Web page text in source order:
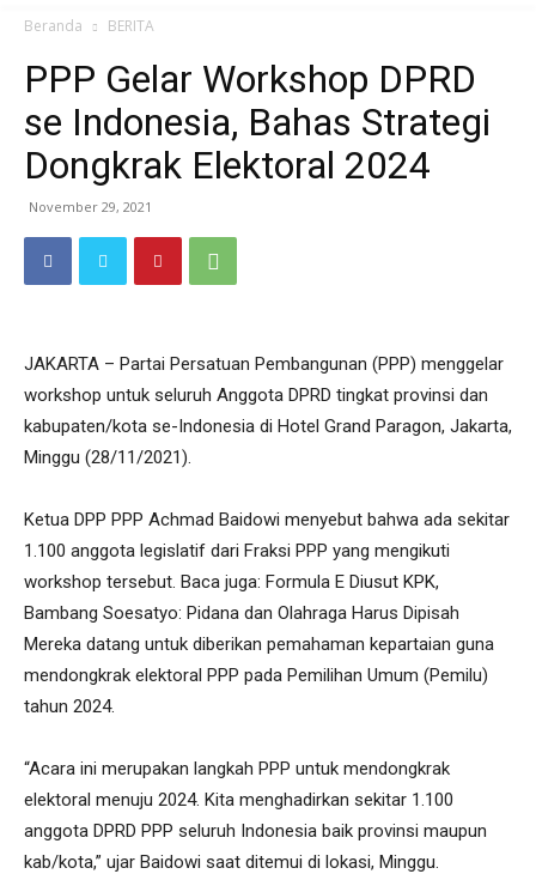
Beranda BERITA
PPP Gelar Workshop DPRD
se Indonesia, Bahas Strategi
Dongkrak Elektoral 2024
November 29, 2021
JAKARTA – Partai Persatuan Pembangunan (PPP) menggelar
workshop untuk seluruh Anggota DPRD tingkat provinsi dan
kabupaten/kota se-Indonesia di Hotel Grand Paragon, Jakarta,
Minggu (28/11/2021).
Ketua DPP PPP Achmad Baidowi menyebut bahwa ada sekitar
1.100 anggota legislatif dari Fraksi PPP yang mengikuti
workshop tersebut. Baca juga: Formula E Diusut KPK,
Bambang Soesatyo: Pidana dan Olahraga Harus Dipisah
Mereka datang untuk diberikan pemahaman kepartaian guna
mendongkrak elektoral PPP pada Pemilihan Umum (Pemilu)
tahun 2024.
“Acara ini merupakan langkah PPP untuk mendongkrak
elektoral menuju 2024. Kita menghadirkan sekitar 1.100
anggota DPRD PPP seluruh Indonesia baik provinsi maupun
kab/kota,” ujar Baidowi saat ditemui di lokasi, Minggu.